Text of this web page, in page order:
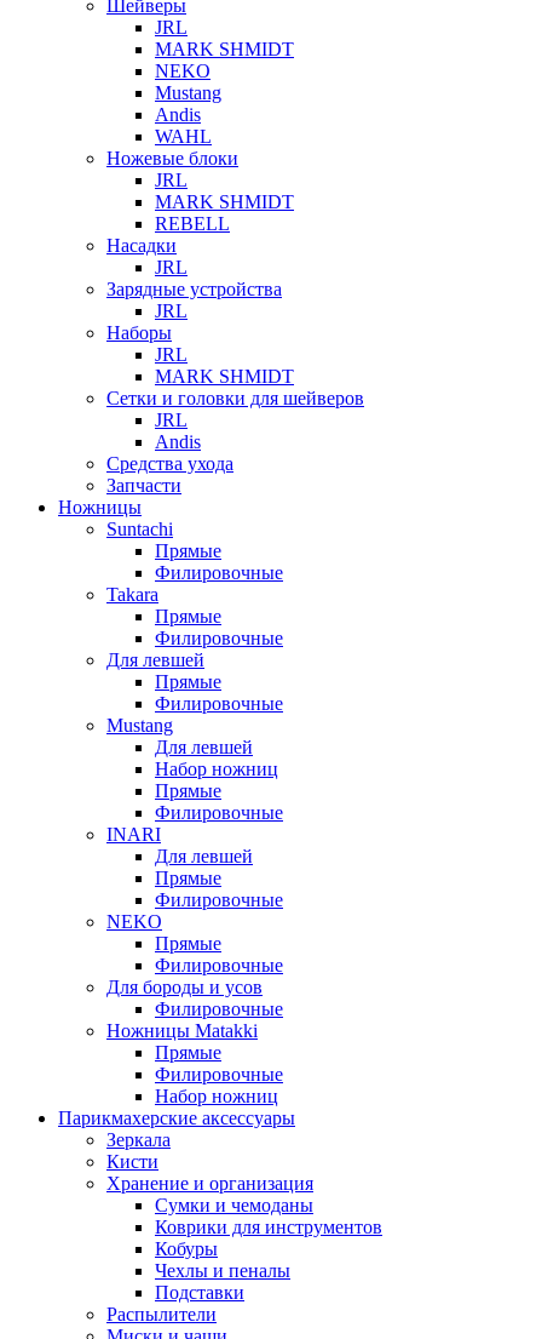
Шейверы
JRL
MARK SHMIDT
NEKO
Mustang
Andis
WAHL
Ножевые блоки
JRL
MARK SHMIDT
REBELL
Насадки
JRL
Зарядные устройства
JRL
Наборы
JRL
MARK SHMIDT
Сетки и головки для шейверов
JRL
Andis
Средства ухода
Запчасти
Ножницы
Suntachi
Прямые
Филировочные
Takara
Прямые
Филировочные
Для левшей
Прямые
Филировочные
Mustang
Для левшей
Набор ножниц
Прямые
Филировочные
INARI
Для левшей
Прямые
Филировочные
NEKO
Прямые
Филировочные
Для бороды и усов
Филировочные
Ножницы Matakki
Прямые
Филировочные
Набор ножниц
Парикмахерские аксессуары
Зеркала
Кисти
Хранение и организация
Сумки и чемоданы
Коврики для инструментов
Кобуры
Чехлы и пеналы
Подставки
Распылители